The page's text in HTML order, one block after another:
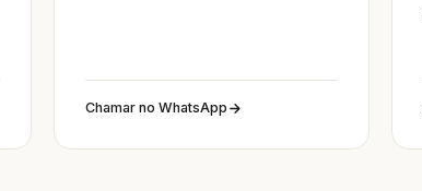
Chamar no WhatsApp